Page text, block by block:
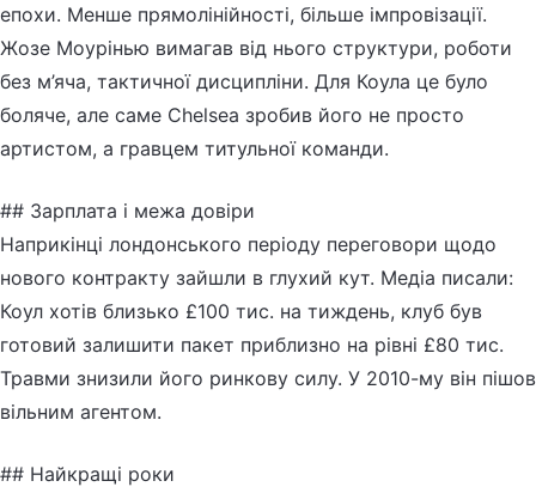
епохи. Менше прямолінійності, більше імпровізації.
Жозе Моурінью вимагав від нього структури, роботи
без м’яча, тактичної дисципліни. Для Коула це було
боляче, але саме Chelsea зробив його не просто
артистом, а гравцем титульної команди.
## Зарплата і межа довіри
Наприкінці лондонського періоду переговори щодо
нового контракту зайшли в глухий кут. Медіа писали:
Коул хотів близько £100 тис. на тиждень, клуб був
готовий залишити пакет приблизно на рівні £80 тис.
Травми знизили його ринкову силу. У 2010-му він пішов
вільним агентом.
## Найкращі роки